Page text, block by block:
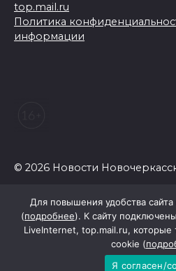
top.mail.ru
Политика
информации
© 2026 Новости
Для повышения удобства
(подробнее). К сайту
LiveInternet, top.mail.ru, которые
cookie (
Я согласен/